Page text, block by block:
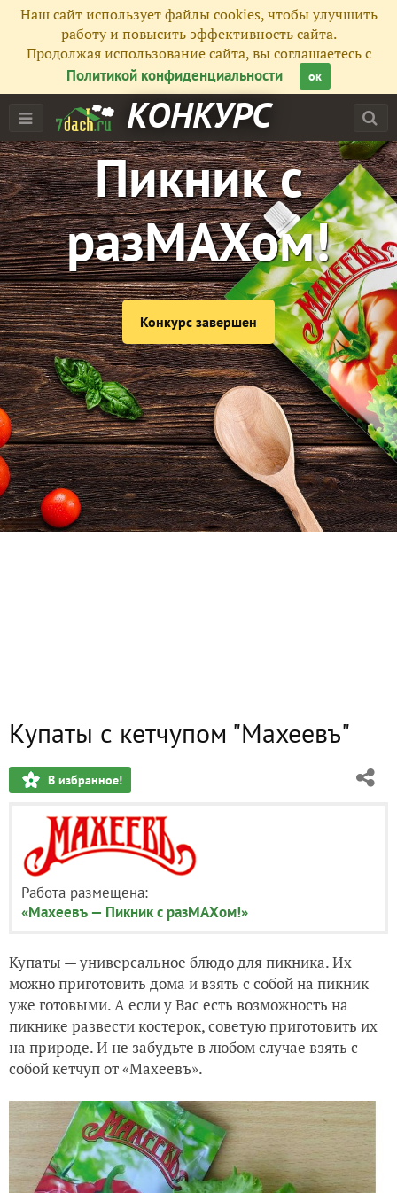
КОНКУРС
Пикник с
разМАХом!
Конкурс завершен
Наш сайт использует файлы cookies, чтобы улучшить
работу и повысить эффективность сайта.
Продолжая использование сайта, вы соглашаетесь с
Политикой конфиденциальности
ок
Купаты с кетчупом "Махеевъ"
В избранное!
Работа размещена:
«Махеевъ — Пикник с разМАХом!»
Купаты — универсальное блюдо для пикника. Их
можно приготовить дома и взять с собой на пикник
уже готовыми. А если у Вас есть возможность на
пикнике развести костерок, советую приготовить их
на природе. И не забудьте в любом случае взять с
собой кетчуп от «Махеевъ».